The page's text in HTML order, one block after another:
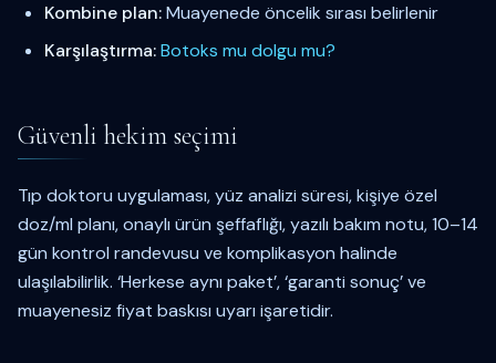
Kombine plan:Muayenede öncelik sırası belirlenir
Karşılaştırma:Botoks mu dolgu mu?
Güvenli hekim seçimi
Tıp doktoru uygulaması, yüz analizi süresi, kişiye özel
doz/ml planı, onaylı ürün şeffaflığı, yazılı bakım notu, 10–14
gün kontrol randevusu ve komplikasyon halinde
ulaşılabilirlik. ‘Herkese aynı paket’, ‘garanti sonuç’ ve
muayenesiz fiyat baskısı uyarı işaretidir.